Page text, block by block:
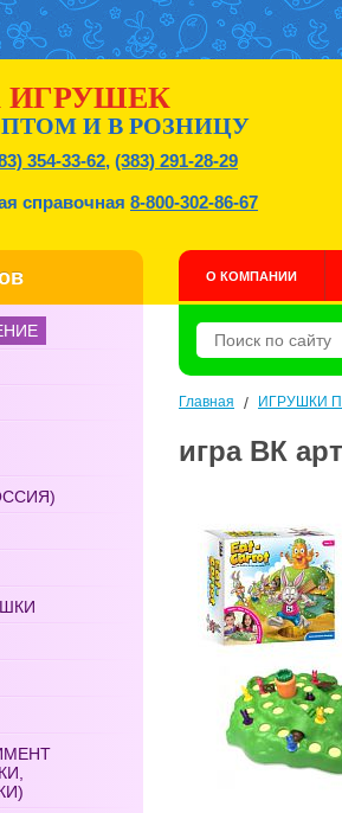
ИГРУШЕК
И В РОЗНИЦУ
354-33-62, (383) 291-28-29
справочная 8-800-302-86-67
О КОМПАНИИ
Главная / ИГРУШКИ
игра ВК